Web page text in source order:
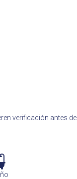
verificación antes